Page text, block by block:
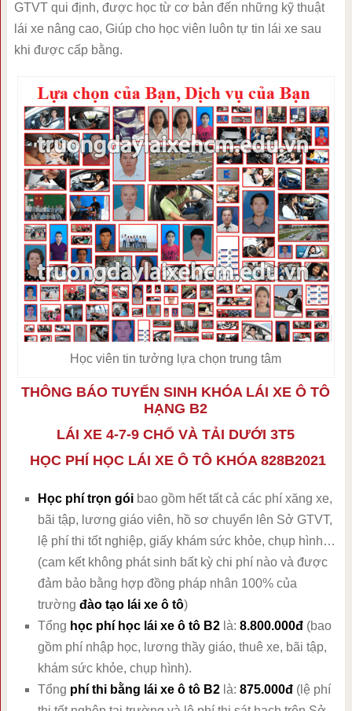
GTVT qui định, được học từ cơ bản đến những kỹ thuật
lái xe nâng cao, Giúp cho học viên luôn tự tin lái xe sau
khi được cấp bằng.
Học viên tin tưởng lựa chọn trung tâm
THÔNG BÁO TUYỂN SINH KHÓA LÁI XE Ô TÔ
HẠNG B2
LÁI XE 4-7-9 CHỔ VÀ TẢI DƯỚI 3T5
HỌC PHÍ HỌC LÁI XE Ô TÔ KHÓA 828B2021
Học phí trọn gói bao gồm hết tất cả các phí xăng xe,
bãi tập, lương giáo viên, hồ sơ chuyển lên Sở GTVT,
lệ phí thi tốt nghiệp, giấy khám sức khỏe, chụp hình…
(cam kết không phát sinh bất kỳ chi phí nào và được
đảm bảo bằng hợp đồng pháp nhân 100% của
trường đào tạo lái xe ô tô)
Tổng học phí học lái xe ô tô B2là: 8.800.000đ(bao
gồm phí nhập học, lương thầy giáo, thuê xe, bãi tập,
khám sức khỏe, chụp hình).
Tổng phí thi bằng lái xe ô tô B2là: 875.000đ(lệ phí